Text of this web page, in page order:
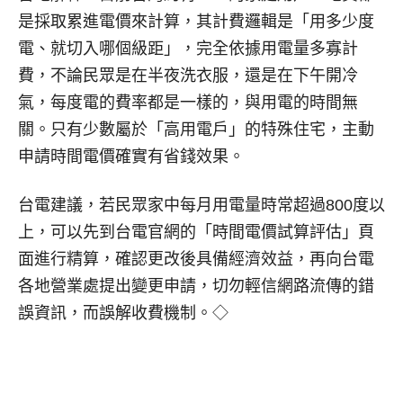
是採取累進電價來計算，其計費邏輯是「用多少度
電、就切入哪個級距」，完全依據用電量多寡計
費，不論民眾是在半夜洗衣服，還是在下午開冷
氣，每度電的費率都是一樣的，與用電的時間無
關。只有少數屬於「高用電戶」的特殊住宅，主動
申請時間電價確實有省錢效果。
台電建議，若民眾家中每月用電量時常超過800度以
上，可以先到台電官網的「時間電價試算評估」頁
面進行精算，確認更改後具備經濟效益，再向台電
各地營業處提出變更申請，切勿輕信網路流傳的錯
誤資訊，而誤解收費機制。◇